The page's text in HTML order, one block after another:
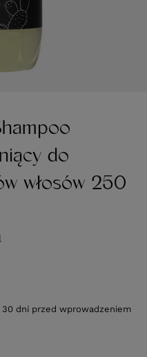
do
włosów 250
dni przed wprowadzeniem